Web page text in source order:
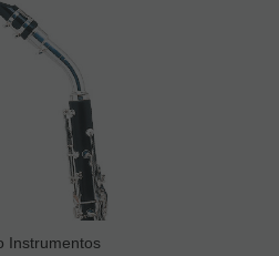
Instrumentos